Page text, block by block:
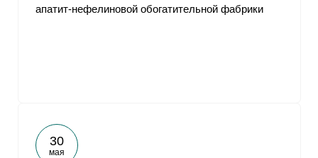
апатит-нефелиновой обогатительной фабрики
30
мая